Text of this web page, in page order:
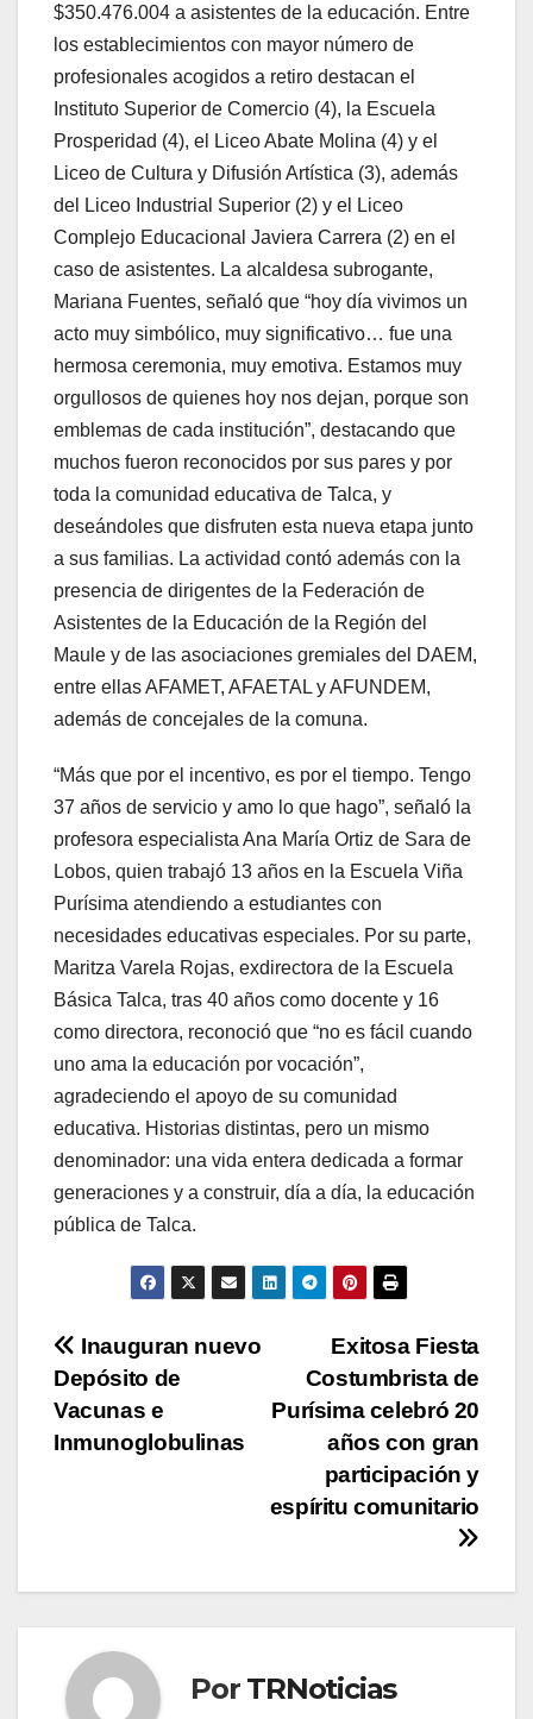
$350.476.004 a asistentes de la educación. Entre
los establecimientos con mayor número de
profesionales acogidos a retiro destacan el
Instituto Superior de Comercio (4), la Escuela
Prosperidad (4), el Liceo Abate Molina (4) y el
Liceo de Cultura y Difusión Artística (3), además
del Liceo Industrial Superior (2) y el Liceo
Complejo Educacional Javiera Carrera (2) en el
caso de asistentes. La alcaldesa subrogante,
Mariana Fuentes, señaló que “hoy día vivimos un
acto muy simbólico, muy significativo… fue una
hermosa ceremonia, muy emotiva. Estamos muy
orgullosos de quienes hoy nos dejan, porque son
emblemas de cada institución”, destacando que
muchos fueron reconocidos por sus pares y por
toda la comunidad educativa de Talca, y
deseándoles que disfruten esta nueva etapa junto
a sus familias. La actividad contó además con la
presencia de dirigentes de la Federación de
Asistentes de la Educación de la Región del
Maule y de las asociaciones gremiales del DAEM,
entre ellas AFAMET, AFAETAL y AFUNDEM,
además de concejales de la comuna.
“Más que por el incentivo, es por el tiempo. Tengo
37 años de servicio y amo lo que hago”, señaló la
profesora especialista Ana María Ortiz de Sara de
Lobos, quien trabajó 13 años en la Escuela Viña
Purísima atendiendo a estudiantes con
necesidades educativas especiales. Por su parte,
Maritza Varela Rojas, exdirectora de la Escuela
Básica Talca, tras 40 años como docente y 16
como directora, reconoció que “no es fácil cuando
uno ama la educación por vocación”,
agradeciendo el apoyo de su comunidad
educativa. Historias distintas, pero un mismo
denominador: una vida entera dedicada a formar
generaciones y a construir, día a día, la educación
pública de Talca.
Navegación
de
entradas
Exitosa Fiesta
Costumbrista de
Purísima celebró 20
años con gran
participación y
espíritu comunitario
Inauguran nuevo
Depósito de
Vacunas e
Inmunoglobulinas
Por TRNoticias